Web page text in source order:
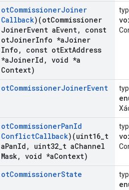
otCommissionerJoiner
Callback)(otCommissioner
JoinerEvent aEvent,
const
otJoinerInfo *aJoiner
Info , const otExtAddress
*aJoinerId , void *a
Context)
otCommissionerJoinerEvent
otCommissionerPanId
ConflictCallback)(uint16 t
aPanId , uint32 t aChannel
Mask, void *aContext)
otCommissionerState